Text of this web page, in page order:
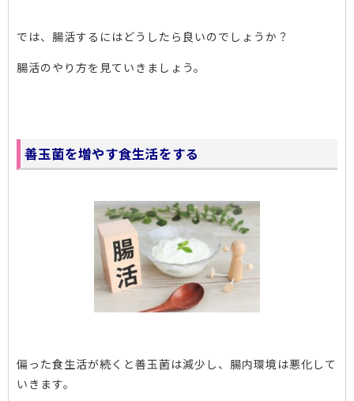
では、腸活するにはどうしたら良いのでしょうか？
腸活のやり方を見ていきましょう。
善玉菌を増やす食生活をする
偏った食生活が続くと善玉菌は減少し、腸内環境は悪化して
いきます。